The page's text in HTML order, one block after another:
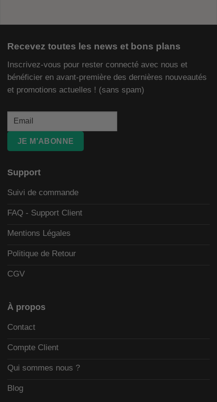
Recevez toutes les news et bons plans
Inscrivez-vous pour rester connecté avec nous et
bénéficier en avant-première des dernières nouveautés
et promotions actuelles ! (sans spam)
JE M'ABONNE
Support
Suivi de commande
FAQ - Support Client
Mentions Légales
Politique de Retour
CGV
À propos
Contact
Compte Client
Qui sommes nous ?
Blog